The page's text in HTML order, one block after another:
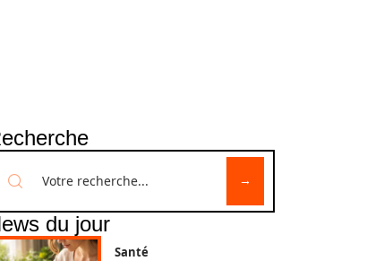
du jour
Santé